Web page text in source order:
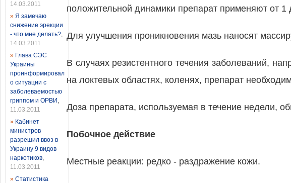
14.03.2011
» Я замечаю
снижение эрекции
- что мне делать?,
14.03.2011
» Глава СЭС
Украины
проинформировал
о ситуации с
заболеваемостью
гриппом и ОРВИ ,
11.03.2011
» Кабинет
министров
разрешил ввоз в
Украину 9 видов
наркотиков,
11.03.2011
» Статистика
положительной динамики препарат применяют от
Для улучшения проникновения мазь наносят
В случаях резистентного течения заболеваний,
на локтевых областях, коленях, препарат
Доза препарата, используемая в течение недели,
Побочное действие
Местные реакции: редко - раздражение кожи.